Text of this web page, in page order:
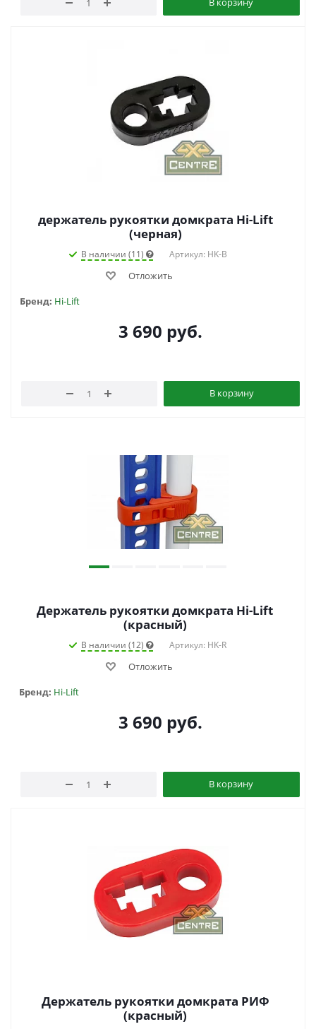
держатель рукоятки домкрата Hi-Lift
(черная)
В наличии (11) Артикул: HK-B
Отложить
Бренд: Hi-Lift
3 690 руб.
В корзину
Держатель рукоятки домкрата Hi-Lift
(красный)
В наличии (12) Артикул: HK-R
Отложить
Бренд: Hi-Lift
3 690 руб.
В корзину
Держатель рукоятки домкрата РИФ
(красный)